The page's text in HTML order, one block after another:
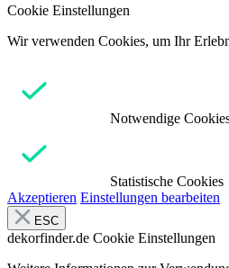
Cookie Einstellungen
Wir verwenden Cookies, um Ihr
Notwendige
Statistische Cookies
Akzeptieren Einstellungen bearbeiten
ESC
dekorfinder.de Cookie Einstellungen